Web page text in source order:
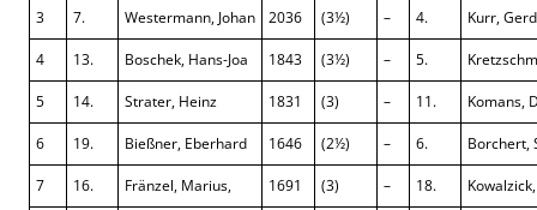
3 7. Westermann, Johan 2036 (3½) – 4. Kurr, Gerd
4 13. Boschek, Hans-Joa 1843 (3½) – 5.
5 14. Strater, Heinz 1831 (3) – 11. Komans,
6 19. Bießner, Eberhard 1646 (2½) – 6. Borchert,
7 16. Fränzel, Marius, 1691 (3) – 18.